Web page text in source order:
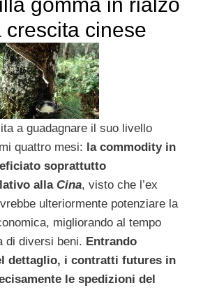
crescita cinese
a guadagnare il suo livello
quattro mesi: la commodity in
soprattutto
alla Cina, visto che l’ex
ulteriormente potenziare la
migliorando al tempo
di diversi beni. Entrando
dettaglio, i contratti futures in
le spedizioni del